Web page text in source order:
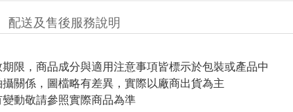
配送及售後服務說明
限，商品成分與適用注意事項皆標示於包裝或產品中
關係，圖檔略有差異，實際以廠商出貨為主
動敬請參照實際商品為準